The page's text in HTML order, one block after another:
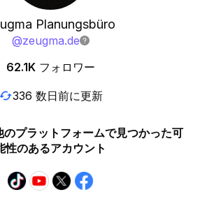
Planungsbüro
@zeugma.de
62.1K フォロワー
336 数日前に更新
プラットフォームで見つかった可
性のあるアカウント